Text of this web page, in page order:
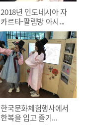
2018년 인도네시아 자
카르타-팔렘방 아시...
한국문화체험행사에서
한복을 입고 즐기...